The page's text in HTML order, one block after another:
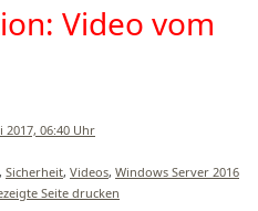
Video vom
2017, 06:40 Uhr
, Sicherheit, Videos, Windows Server 2016